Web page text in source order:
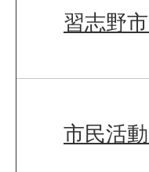
習志野
市民活